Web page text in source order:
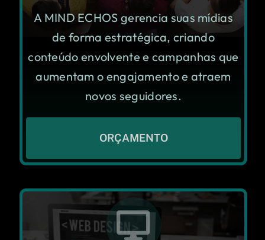
A MIND ECHOS gerencia suas mídias
de forma estratégica, criando
conteúdo envolvente e campanhas que
aumentam o engajamento e atraem
novos seguidores.
ORÇAMENTO